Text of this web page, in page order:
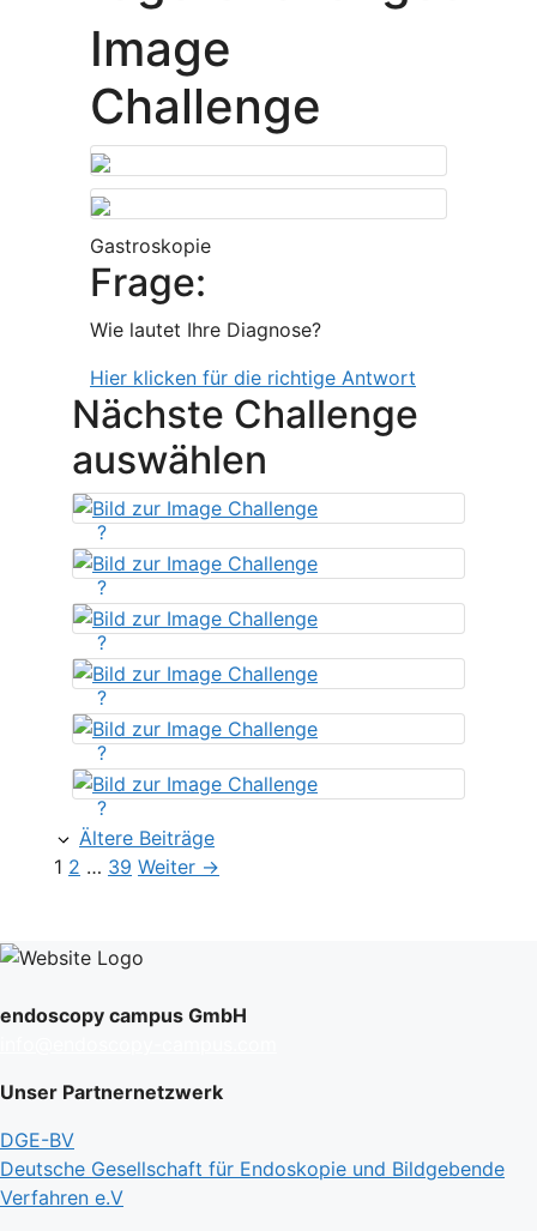
Image
Challenge
Gastroskopie
Frage:
Wie lautet Ihre Diagnose?
Hier klicken für die richtige Antwort
Nächste Challenge
auswählen
?
?
?
?
?
?
Ältere Beiträge
Seite
1 Seite
2 … Seite
39 Weiter →
endoscopy campus GmbH
Unser Partnernetzwerk
DGE-BV
Deutsche Gesellschaft für Endoskopie und Bildgebende
Verfahren e.V